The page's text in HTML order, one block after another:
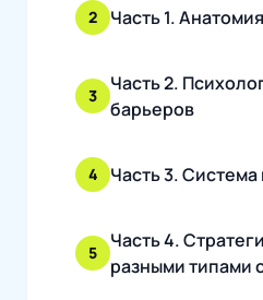
2 Часть 1.
3
Часть 2.
барьеров
4 Часть 3.
5
Часть 4.
разными типами